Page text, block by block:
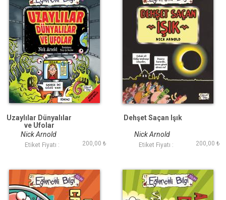
Uzaylılar Dünyalılar
ve Ufolar
Nick Arnold
Etiket Fiyatı : 200,00 ₺
Dehşet Saçan Işık
Nick Arnold
Etiket Fiyatı : 200,00 ₺